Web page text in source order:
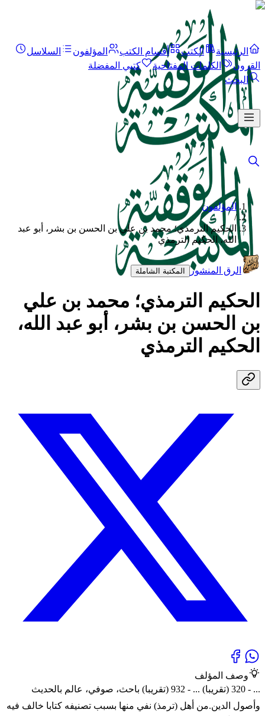
الرئيسية الكتب أقسام الكتب المؤلفون
السلاسل
القرون
الكلمات المفتاحية
كتبي المفضلة
البحث
المؤلفون
/
الحكيم الترمذي؛ محمد بن علي بن الحسن بن بشر، أبو عبد
الله، الحكيم الترمذي
الرق المنشور المكتبة الشاملة
الحكيم الترمذي؛ محمد بن علي
بن الحسن بن بشر، أبو عبد الله،
الحكيم الترمذي
وصف المؤلف
... - 320 (تقريبا) ... - 932 (تقريبا) باحث، صوفي، عالم بالحديث
وأصول الدين.من أهل (ترمذ) نفي منها بسبب تصنيفه كتابا خالف فيه